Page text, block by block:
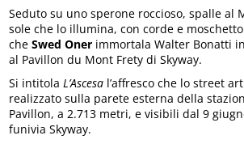
Seduto su uno sperone roccioso, spalle al
sole che lo illumina, con corde e
cheSwed Oner immortala Walter Bonatti
al Pavillon du Mont Frety di Skyway.
Si intitola L’Ascesa l’affresco che lo street
realizzato sulla parete esterna della
Pavillon, a 2.713 metri, e visibili dal 9
funivia Skyway.